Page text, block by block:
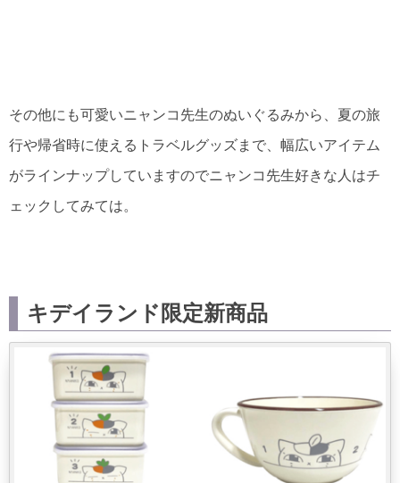
その他にも可愛いニャンコ先生のぬいぐるみから、夏の旅
行や帰省時に使えるトラベルグッズまで、幅広いアイテム
がラインナップしていますのでニャンコ先生好きな人はチ
ェックしてみては。
キデイランド限定新商品